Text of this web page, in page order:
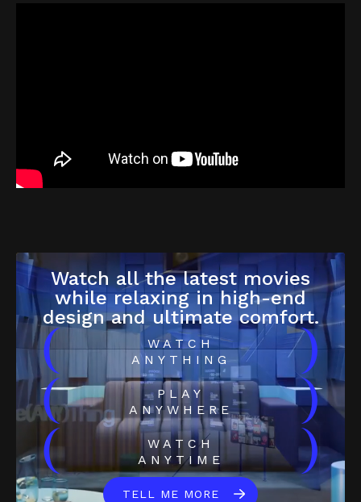
Watch all the latest movies
while relaxing in high-end
design and ultimate comfort.
(
WATCH
ANYTHING
)
(
PLAY
ANYWHERE
)
(
WATCH
ANYTIME
)
TELL ME MORE